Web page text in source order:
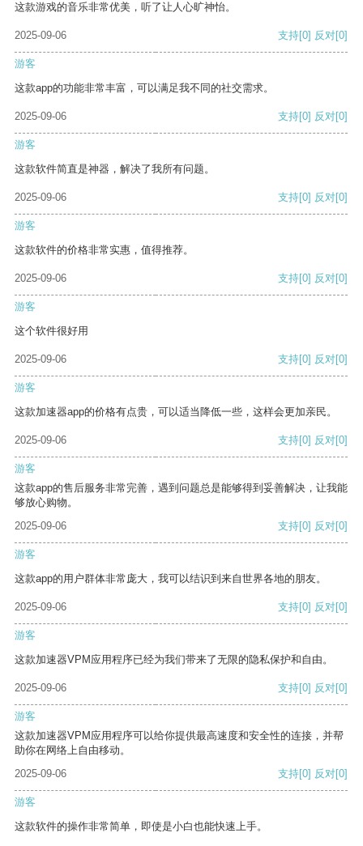
这款游戏的音乐非常优美，听了让人心旷神怡。
2025-09-06 支持[0] 反对[0]
游客
这款app的功能非常丰富，可以满足我不同的社交需求。
2025-09-06 支持[0] 反对[0]
游客
这款软件简直是神器，解决了我所有问题。
2025-09-06 支持[0] 反对[0]
游客
这款软件的价格非常实惠，值得推荐。
2025-09-06 支持[0] 反对[0]
游客
这个软件很好用
2025-09-06 支持[0] 反对[0]
游客
这款加速器app的价格有点贵，可以适当降低一些，这样会更加亲民。
2025-09-06 支持[0] 反对[0]
游客
这款app的售后服务非常完善，遇到问题总是能够得到妥善解决，让我能
够放心购物。
2025-09-06
支持[0] 反对[0]
游客
这款app的用户群体非常庞大，我可以结识到来自世界各地的朋友。
2025-09-06 支持[0] 反对[0]
游客
这款加速器VPM应用程序已经为我们带来了无限的隐私保护和自由。
2025-09-06 支持[0] 反对[0]
游客
这款加速器VPM应用程序可以给你提供最高速度和安全性的连接，并帮
助你在网络上自由移动。
2025-09-06
支持[0] 反对[0]
游客
这款软件的操作非常简单，即使是小白也能快速上手。